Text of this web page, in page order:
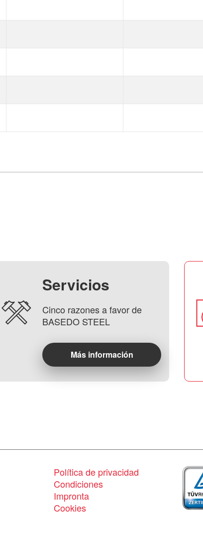
Servicios
Cinco razones a favor de
BASEDO STEEL
Más información
Política de privacidad
Condiciones
Impronta
Cookies